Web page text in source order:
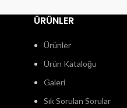
ÜRÜNLER
Ürünler
Ürün Kataloğu
Galeri
Sık Sorulan Sorular